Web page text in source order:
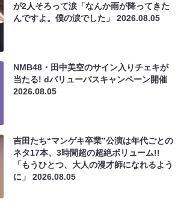
が2人そろって涙「なんか雨が降ってきた
んですよ。僕の涙でした」2026.08.05
NMB48・田中美空のサイン入りチェキが
当たる! dバリューパスキャンペーン開催
2026.08.05
吉田たち“マンゲキ卒業”公演は年代ごとの
ネタ17本、3時間超の超絶ボリューム!!
「もうひとつ、大人の漫才師になれるよう
に」2026.08.05